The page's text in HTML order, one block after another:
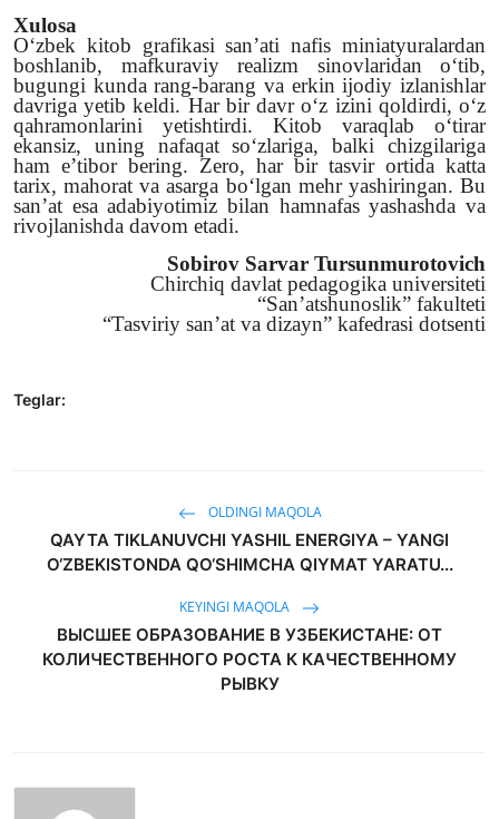
Xulosa
O‘zbek kitob grafikasi san’ati nafis miniatyuralardan
boshlanib, mafkuraviy realizm sinovlaridan o‘tib,
bugungi kunda rang-barang va erkin ijodiy izlanishlar
davriga yetib keldi. Har bir davr o‘z izini qoldirdi, o‘z
qahramonlarini yetishtirdi. Kitob varaqlab o‘tirar
ekansiz, uning nafaqat so‘zlariga, balki chizgilariga
ham e’tibor bering. Zero, har bir tasvir ortida katta
tarix, mahorat va asarga bo‘lgan mehr yashiringan. Bu
san’at esa adabiyotimiz bilan hamnafas yashashda va
rivojlanishda davom etadi.
Sobirov Sarvar Tursunmurotovich
Chirchiq davlat pedagogika universiteti
“San’atshunoslik” fakulteti
“Tasviriy san’at va dizayn” kafedrasi dotsenti
Teglar:
OLDINGI MAQOLA
QAYTA TIKLANUVCHI YASHIL ENERGIYA – YANGI
O‘ZBEKISTONDA QO‘SHIMCHA QIYMAT YARATU...
KEYINGI MAQOLA
ВЫСШЕЕ ОБРАЗОВАНИЕ В УЗБЕКИСТАНЕ: ОТ
КОЛИЧЕСТВЕННОГО РОСТА К КАЧЕСТВЕННОМУ
РЫВКУ